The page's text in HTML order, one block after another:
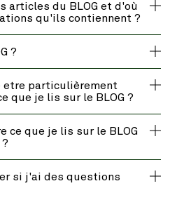
articles du BLOG et d'où
qu'ils contiennent ?
?
etre particulièrement
que je lis sur le BLOG ?
ce que je lis sur le BLOG
si j'ai des questions